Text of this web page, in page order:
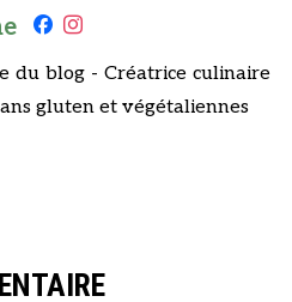
du blog - Créatrice culinaire
gluten et végétaliennes